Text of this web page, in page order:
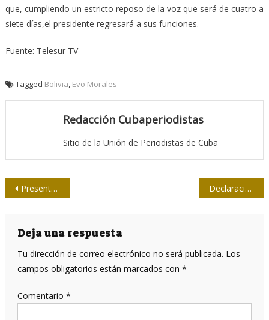
que, cumpliendo un estricto reposo de la voz que será de cuatro a
siete días,el presidente regresará a sus funciones.
Fuente: Telesur TV
Tagged Bolivia, Evo Morales
Redacción Cubaperiodistas
Sitio de la Unión de Periodistas de Cuba
Navegación
entradas
Presentan en Holguín dos libros de historietas sobre Fidel Declaración final de la XX Bienal Internacional de Humorismo Gráfico, Cuba 2017
Deja una respuesta
Tu dirección de correo electrónico no será publicada. Los
campos obligatorios están marcados con *
Comentario *